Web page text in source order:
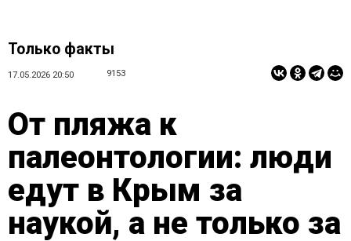
Только факты
17.05.2026 20:50 9153
От пляжа к
палеонтологии: люди
едут в Крым за
наукой, а не только за